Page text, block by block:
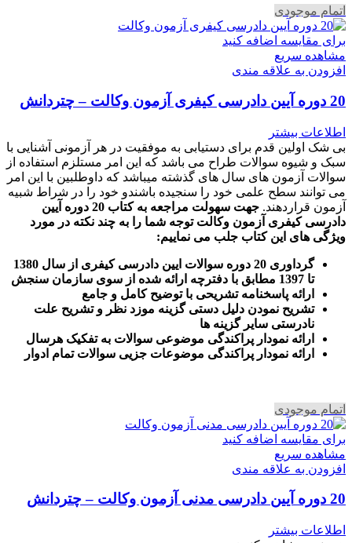
اتمام موجودی
برای مقایسه اضافه کنید
مشاهده سریع
افزودن به علاقه مندی
20 دوره آیین دادرسی کیفری آزمون وکالت – چتردانش
اطلاعات بیشتر
بی شک اولین قدم برای دستیابی به موفقیت در هر آزمونی آشنایی با
سبک و شیوه سوالات طراح می باشد که این امر مستلزم استفاده از
سوالات آزمون های سال های گذشته میباشد که داوطلبین با این امر
می توانند سطح علمی خود را سنجیده باشندو خود را در شراط شبیه
آزمون قراردهند.
جهت سهولت مراجعه به کتاب 20 دوره آیین
دادرسی کیفری آزمون وکالت توجه شما را به چند نکته در مورد
ویژگی های این کتاب جلب می نماییم:
گرداوری 20 دوره سوالات ایین دادرسی کیفری از سال 1380
تا 1397 مطابق با دفترچه ارائه شده از سوی سازمان سنجش
ارائه پاسخنامه تشریحی با توضیح کامل و جامع
تشریح نمودن دلیل دستی گزینه موزد نظر و تشریح علت
نادرستی سایر گزینه ها
ارائه نمودار پراکندگی موضوعی سوالات به تفکیک هرسال
رائه نمودار پراکندگی موضوعات جزیی سوالات تمام ادوار
اتمام موجودی
برای مقایسه اضافه کنید
مشاهده سریع
افزودن به علاقه مندی
20 دوره آیین دادرسی مدنی آزمون وکالت – چتردانش
اطلاعات بیشتر